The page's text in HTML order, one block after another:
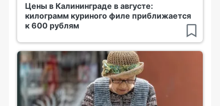
Цены в Калининграде в августе:
килограмм куриного филе приближается
к 600 рублям